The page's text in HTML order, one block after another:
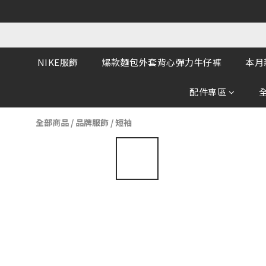
NIKE服飾 爆款麵包外套背心彈力牛仔褲 本
配件專區
全部商品 / 品牌服飾 /短袖